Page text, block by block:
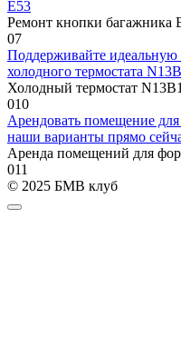
E53
Ремонт кнопки багажника
07
Поддерживайте
холодного термостата
Холодный термостат
010
Арендовать помещение
наши варианты прямо
Аренда помещений для
011
© 2025 БМВ клуб